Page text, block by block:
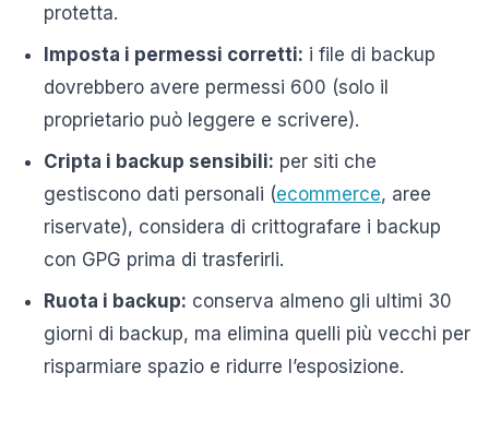
protetta.
Imposta i permessi corretti: i file di backup
dovrebbero avere permessi 600 (solo il
proprietario può leggere e scrivere).
Cripta i backup sensibili: per siti che
gestiscono dati personali (ecommerce, aree
riservate), considera di crittografare i backup
con GPG prima di trasferirli.
Ruota i backup: conserva almeno gli ultimi 30
giorni di backup, ma elimina quelli più vecchi per
risparmiare spazio e ridurre l’esposizione.